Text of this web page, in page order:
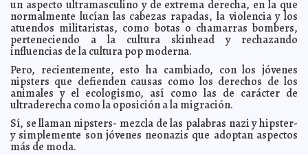
Infante
2016-06-15 11:29:32 Senado aprueba generalidad de Ley Anticorrupción
Claudia Sofía Gómez Infante
2016-06-15 11:27:44 Mancera se mantiene firme para 2016
Claudia Sofía Gómez
Infante
2016-06-15 11:22:05 Apple le hará mejoras a Siri Jorge Armando León Borges
2016-06-15 11:19:40 México sigue creciendo a pesar de volatilidad del dólar,
afirman Claudia Sofía Gómez Infante
2016-06-15 10:34:28 Dólar ya está a $19.10 Claudia Sofía Gómez Infante
2016-06-14 10:11:51 Mexicano asesinado en tiroteo, bueno para los
negocios Carmen Alicia Briceño Sánchez
un aspecto ultramasculino y de extrema derecha, en la que
normalmente lucían las cabezas rapadas, la violencia y los
atuendos militaristas, como botas o chamarras bombers,
perteneciendo a la cultura skinhead y rechazando
influencias de la cultura pop moderna.
Pero, recientemente, esto ha cambiado, con los jóvenes
nipsters que defienden causas como los derechos de los
animales y el ecologismo, así como las de carácter de
ultraderecha como la oposición a la migración.
Sí, se llaman nipsters- mezcla de las palabras nazi y hipster-
y simplemente son jóvenes neonazis que adoptan aspectos
más de moda.